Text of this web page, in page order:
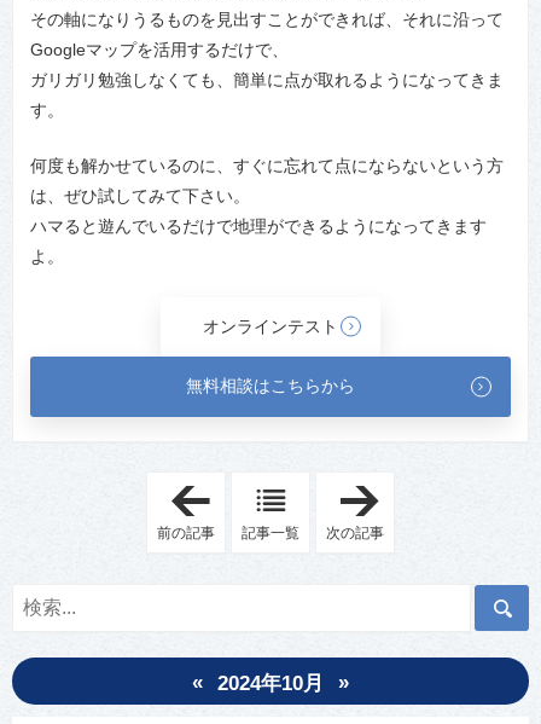
その軸になりうるものを見出すことができれば、それに沿って
Googleマップを活用するだけで、
ガリガリ勉強しなくても、簡単に点が取れるようになってきま
す。
何度も解かせているのに、すぐに忘れて点にならないという方
は、ぜひ試してみて下さい。
ハマると遊んでいるだけで地理ができるようになってきます
よ。
オンラインテスト
無料相談はこちらから
し
な
前の記事 記事一覧
ム
次の記事
« 2024年10月 »